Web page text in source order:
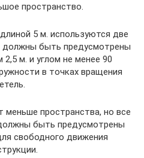
пространство.
5 м. используются две
должны быть предусмотрены
м. и углом не менее 90
в точках вращения
пространства, но все
быть предусмотрены
свободного движения